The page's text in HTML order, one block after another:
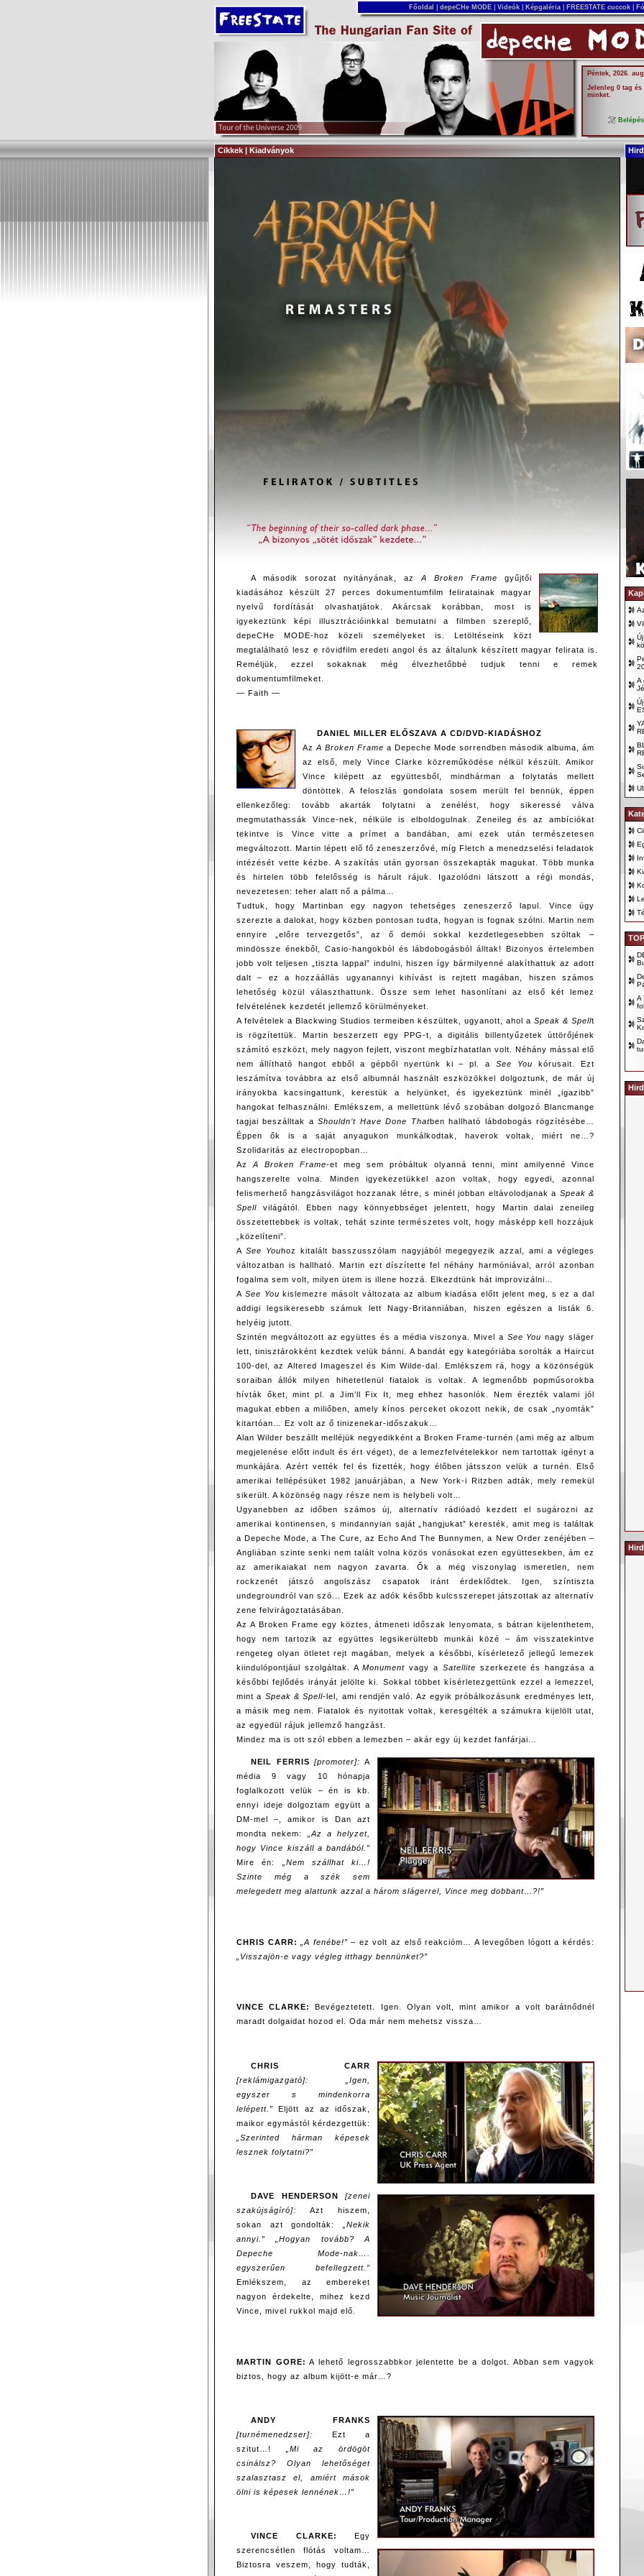
Főoldal depeCHe MODE Videók Képgaléria FREESTATE cuccok
Péntek, 2026.
Jelenleg 0 tag és
minket.
Cikkek | Kiadványok
A második sorozat nyitányának, az A Broken Frame gyűjtői
kiadásához készült 27 perces dokumentumfilm feliratainak magyar
nyelvű fordítását olvashatjátok. Akárcsak korábban, most is
igyekeztünk képi illusztrációinkkal bemutatni a filmben szereplő,
depeCHe MODE-hoz közeli személyeket is. Letöltéseink közt
megtalálható lesz e rövidfilm eredeti angol és az általunk készített magyar felirata is.
Reméljük, ezzel sokaknak még élvezhetőbbé tudjuk tenni e remek
dokumentumfilmeket.
— Faith —
DANIEL MILLER ELŐSZAVA A CD/DVD-KIADÁSHOZ
Az A Broken Frame a Depeche Mode sorrendben második albuma, ám
az első, mely Vince Clarke közreműködése nélkül készült. Amikor
Vince kilépett az együttesből, mindhárman a folytatás mellett
döntöttek. A feloszlás gondolata sosem merült fel bennük, éppen
ellenkezőleg: tovább akarták folytatni a zenélést, hogy sikeressé válva
megmutathassák Vince-nek, nélküle is elboldogulnak. Zeneileg és az ambíciókat
tekintve is Vince vitte a prímet a bandában, ami ezek után természetesen
megváltozott. Martin lépett elő fő zeneszerzővé, míg Fletch a menedzselési feladatok
intézését vette kézbe. A szakítás után gyorsan összekapták magukat. Több munka
és hirtelen több felelősség is hárult rájuk. Igazolódni látszott a régi mondás,
nevezetesen: teher alatt nő a pálma…
Tudtuk, hogy Martinban egy nagyon tehetséges zeneszerző lapul. Vince úgy
szerezte a dalokat, hogy közben pontosan tudta, hogyan is fognak szólni. Martin nem
ennyire „előre tervezgetős”, az ő demói sokkal kezdetlegesebben szóltak –
mindössze énekből, Casio-hangokból és lábdobogásból álltak! Bizonyos értelemben
jobb volt teljesen „tiszta lappal” indulni, hiszen így bármilyenné alakíthattuk az adott
dalt – ez a hozzáállás ugyanannyi kihívást is rejtett magában, hiszen számos
lehetőség közül választhattunk. Össze sem lehet hasonlítani az első két lemez
felvételének kezdetét jellemző körülményeket.
A felvételek a Blackwing Studios termeiben készültek, ugyanott, ahol a Speak & Spellt
is rögzítettük. Martin beszerzett egy PPG-t, a digitális billentyűzetek úttörőjének
számító eszközt, mely nagyon fejlett, viszont megbízhatatlan volt. Néhány mással elő
nem állítható hangot ebből a gépből nyertünk ki – pl. aSee You kórusait. Ezt
leszámítva továbbra az első albumnál használt eszközökkel dolgoztunk, de már új
irányokba kacsingattunk, kerestük a helyünket, és igyekeztünk minél „igazibb”
hangokat felhasználni. Emlékszem, a mellettünk lévő szobában dolgozó Blancmange
tagjai beszálltak aShouldn’t Have Done Thatben hallható lábdobogás rögzítésébe…
Éppen ők is a saját anyagukon munkálkodtak, haverok voltak, miért ne…?
Szolidaritás az electropopban…
Az A Broken Frame-et meg sem próbáltuk olyanná tenni, mint amilyenné Vince
hangszerelte volna. Minden igyekezetükkel azon voltak, hogy egyedi, azonnal
felismerhető hangzásvilágot hozzanak létre, s minél jobban eltávolodjanak a Speak &
Spell világától. Ebben nagy könnyebbséget jelentett, hogy Martin dalai zeneileg
összetettebbek is voltak, tehát szinte természetes volt, hogy másképp kell hozzájuk
„közelíteni”.
ASee Youhoz kitalált basszusszólam nagyjából megegyezik azzal, ami a végleges
változatban is hallható. Martin ezt díszítette fel néhány harmóniával, arról azonban
fogalma sem volt, milyen ütem is illene hozzá. Elkezdtünk hát improvizálni…
A See You kislemezre másolt változata az album kiadása előtt jelent meg, s ez a dal
addigi legsikeresebb számuk lett Nagy-Britanniában, hiszen egészen a listák 6.
helyéig jutott.
Szintén megváltozott az együttes és a média viszonya. Mivel a See You nagy sláger
lett, tinisztárokként kezdtek velük bánni. A bandát egy kategóriába sorolták a Haircut
100-del, az Altered Imageszel és Kim Wilde-dal. Emlékszem rá, hogy a közönségük
soraiban állók milyen hihetetlenül fiatalok is voltak. A legmenőbb popműsorokba
hívták őket, mint pl. a Jim’ll Fix It, meg ehhez hasonlók. Nem érezték valami jól
magukat ebben a miliőben, amely kínos perceket okozott nekik, de csak „nyomták”
kitartóan… Ez volt az ő tinizenekar-időszakuk…
Alan Wilder beszállt melléjük negyedikként a Broken Frame-turnén (ami még az album
megjelenése előtt indult és ért véget), de a lemezfelvételekkor nem tartottak igényt a
munkájára. Azért vették fel és fizették, hogy élőben játsszon velük a turnén. Első
amerikai fellépésüket 1982 januárjában, a New York-i Ritzben adták, mely remekül
sikerült. A közönség nagy része nem is helybeli volt…
Ugyanebben az időben számos új, alternatív rádióadó kezdett el sugározni az
amerikai kontinensen, s mindannyian saját „hangjukat” keresték, amit meg is találtak
a Depeche Mode, a The Cure, az Echo And The Bunnymen, a New Order zenéjében –
Angliában szinte senki nem talált volna közös vonásokat ezen együttesekben, ám ez
az amerikaiakat nem nagyon zavarta. Ők a még viszonylag ismeretlen, nem
rockzenét játszó angolszász csapatok iránt érdeklődtek. Igen, színtiszta
undegroundról van szó... Ezek az adók később kulcsszerepet játszottak az alternatív
zene felvirágoztatásában.
Az A Broken Frame egy köztes, átmeneti időszak lenyomata, s bátran kijelenthetem,
hogy nem tartozik az együttes legsikerültebb munkái közé – ám visszatekintve
rengeteg olyan ötletet rejt magában, melyek a későbbi, kísérletező jellegű lemezek
kiindulópontjául szolgáltak. AMonument vagy a Satellite szerkezete és hangzása a
későbbi fejlődés irányát jelölte ki. Sokkal többet kísérletezgettünk ezzel a lemezzel,
mint a Speak & Spell-lel, ami rendjén való. Az egyik próbálkozásunk eredményes lett,
a másik meg nem. Fiatalok és nyitottak voltak, keresgélték a számukra kijelölt utat,
az egyedül rájuk jellemző hangzást.
Mindez ma is ott szól ebben a lemezben – akár egy új kezdet fanfárjai…
NEIL FERRIS [promoter]: A
média 9 vagy 10 hónapja
foglalkozott velük – én is kb.
ennyi ideje dolgoztam együtt a
DM-mel –, amikor is Dan azt
mondta nekem:
„Az a helyzet,
hogy Vince kiszáll a bandából.”
Mire én:
„Nem szállhat ki…!
Szinte még a szék sem
melegedett meg alattunk azzal a három slágerrel, Vince meg dobbant…?!”
CHRIS CARR: „A fenébe!” – ez volt az első reakcióm… A levegőben lógott a kérdés:
„Visszajön-e vagy végleg itthagy bennünket?”
VINCE CLARKE:
Bevégeztetett. Igen. Olyan volt, mint amikor a volt barátnődnél
maradt dolgaidat hozod el. Oda már nem mehetsz vissza…
CHRIS CARR
[reklámigazgató]:
„Igen,
egyszer s mindenkorra
lelépett.” Eljött az az időszak,
maikor egymástól kérdezgettük:
„Szerinted hárman képesek
lesznek folytatni?”
DAVE HENDERSON
[zenei
szakújságíró]: Azt hiszem,
sokan azt gondolták:
„Nekik
annyi.” „Hogyan tovább? A
Depeche Mode-nak….
egyszerűen befellegzett.”
Emlékszem, az embereket
nagyon érdekelte, mihez kezd
Vince, mivel rukkol majd elő.
MARTIN GORE: A lehető legrosszabbkor jelentette be a dolgot. Abban sem vagyok
biztos, hogy az album kijött-e már…?
ANDY FRANKS
[turnémenedzser]: Ezt a
szitut…!
„Mi az ördögöt
csinálsz? Olyan lehetőséget
szalasztasz el, amiért mások
ölni is képesek lennének…!”
VINCE CLARKE:
Egy
szerencsétlen flótás voltam…
Biztosra veszem, hogy tudták,
A
A